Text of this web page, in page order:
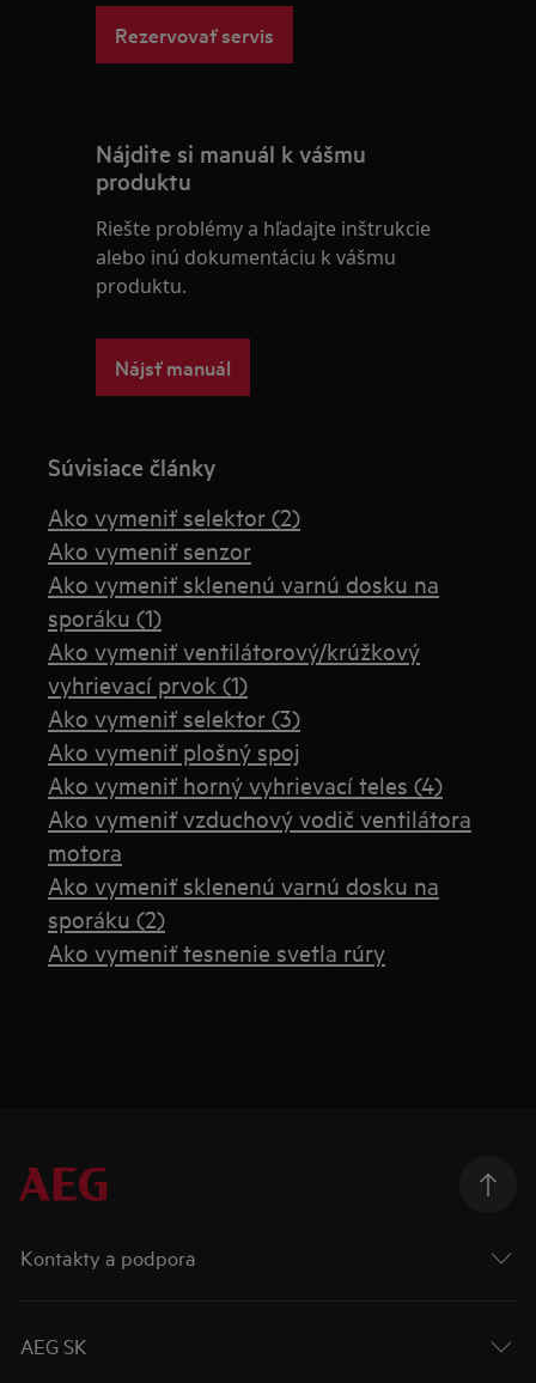
Rezervovať servis
Nájdite si manuál k vášmu
produktu
Riešte problémy a hľadajte inštrukcie
alebo inú dokumentáciu k vášmu
produktu.
Nájsť manuál
Súvisiace články
Ako vymeniť selektor (2)
Ako vymeniť senzor
Ako vymeniť sklenenú varnú dosku na
sporáku (1)
Ako vymeniť ventilátorový/krúžkový
vyhrievací prvok (1)
Ako vymeniť selektor (3)
Ako vymeniť plošný spoj
Ako vymeniť horný vyhrievací teles (4)
Ako vymeniť vzduchový vodič ventilátora
motora
Ako vymeniť sklenenú varnú dosku na
sporáku (2)
Ako vymeniť tesnenie svetla rúry
Kontakty a podpora
AEG SK